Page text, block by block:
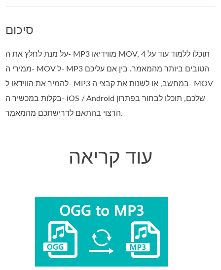
סיכום
על מנת לחלץ את ה- MP3 מווידיאו MOV, תוכלו ללמוד עוד על 4
ממירי ה- MOV ל- MP3 הטובים ביותר מהמאמר. בין אם עליכם
להמיר את הווידאו ל- MP3 במחשב, או לשנות את קבצי ה- MOV
בקלות במכשיר ה- iOS / Android שלכם, תוכלו לבחור בפתרון
הרצוי בהתאם לדרישתכם מהמאמר.
עוד קריאה